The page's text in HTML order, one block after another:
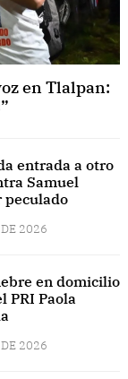
en Tlalpan:
entrada a otro
Samuel
peculado
2026
en domicilio
PRI Paola
2026